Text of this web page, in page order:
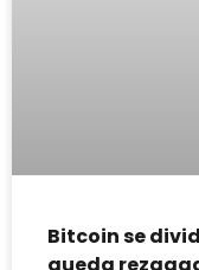
Bitcoin se
queda